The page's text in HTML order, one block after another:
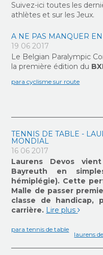
Suivez-ici toutes les
athlètes et sur les Jeux.
A NE PAS MANQUER
19 06 2017
Le Belgian Paralympic
la première édition du
para cyclisme sur route
TENNIS DE TABLE -
MONDIAL
16 06 2017
Laurens Devos
Bayreuth en
hémiplégie). Cette
Malle de passer
classe de handicap,
carrière. Lire plus
para tennis de table
laurens